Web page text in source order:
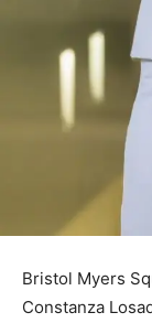
Bristol Myers
Constanza